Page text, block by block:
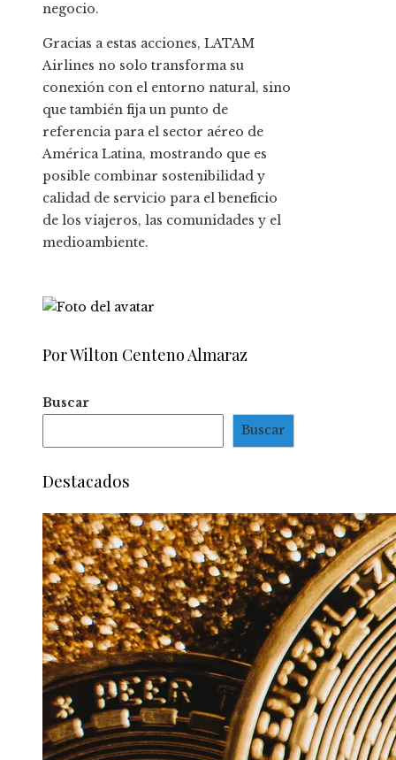
negocio.
Gracias a estas acciones, LATAM
Airlines no solo transforma su
conexión con el entorno natural, sino
que también fija un punto de
referencia para el sector aéreo de
América Latina, mostrando que es
posible combinar sostenibilidad y
calidad de servicio para el beneficio
de los viajeros, las comunidades y el
medioambiente.
Por Wilton Centeno Almaraz
Buscar
Buscar
Destacados